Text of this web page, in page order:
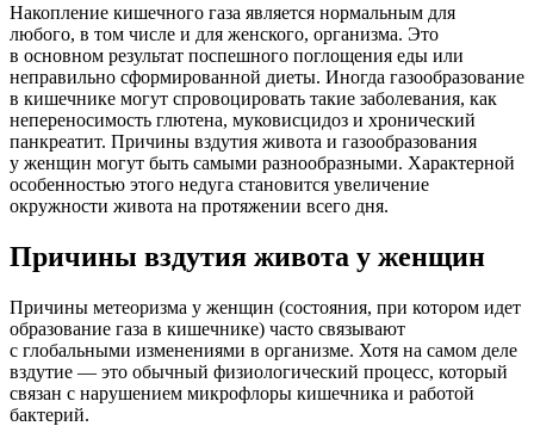
Накопление кишечного газа является нормальным для
любого, в том числе и для женского, организма. Это
в основном результат поспешного поглощения еды или
неправильно сформированной диеты. Иногда газообразование
в кишечнике могут спровоцировать такие заболевания, как
непереносимость глютена, муковисцидоз и хронический
панкреатит. Причины вздутия живота и газообразования
у женщин могут быть самыми разнообразными. Характерной
особенностью этого недуга становится увеличение
окружности живота на протяжении всего дня.
Причины вздутия живота у женщин
Причины метеоризма у женщин (состояния, при котором идет
образование газа в кишечнике) часто связывают
с глобальными изменениями в организме. Хотя на самом деле
вздутие — это обычный физиологический процесс, который
связан с нарушением микрофлоры кишечника и работой
бактерий.